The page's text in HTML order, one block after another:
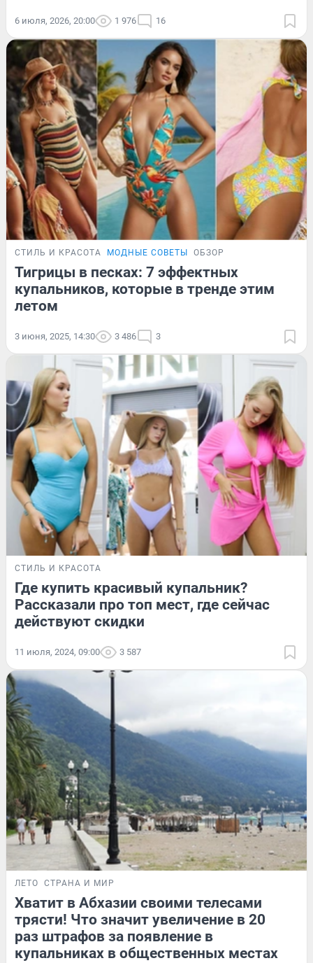
6 июля, 2026, 20:00 1 976 16
СТИЛЬ И КРАСОТА МОДНЫЕ СОВЕТЫ ОБЗОР
Тигрицы в песках: 7 эффектных
купальников, которые в тренде этим
летом
3 июня, 2025, 14:30 3 486 3
СТИЛЬ И КРАСОТА
Где купить красивый купальник?
Рассказали про топ мест, где сейчас
действуют скидки
11 июля, 2024, 09:00 3 587
ЛЕТО СТРАНА И МИР
Хватит в Абхазии своими телесами
трясти! Что значит увеличение в 20
раз штрафов за появление в
купальниках в общественных местах